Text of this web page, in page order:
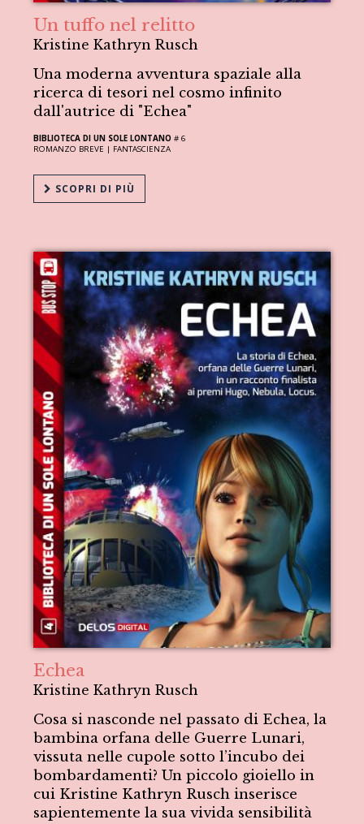
Un tuffo nel relitto
Kristine Kathryn Rusch
Una moderna avventura spaziale alla
ricerca di tesori nel cosmo infinito
dall'autrice di "Echea"
BIBLIOTECA DI UN SOLE LONTANO # 6
ROMANZO BREVE | FANTASCIENZA
SCOPRI DI PIÙ
Echea
Kristine Kathryn Rusch
Cosa si nasconde nel passato di Echea, la
bambina orfana delle Guerre Lunari,
vissuta nelle cupole sotto l’incubo dei
bombardamenti? Un piccolo gioiello in
cui Kristine Kathryn Rusch inserisce
sapientemente la sua vivida sensibilità